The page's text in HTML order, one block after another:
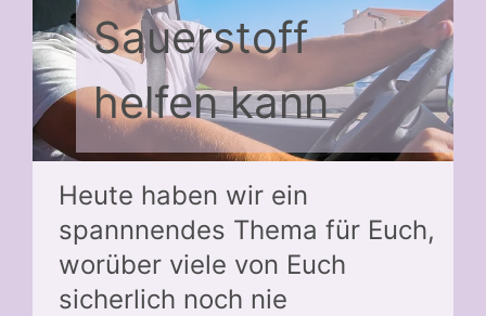
Sauerstoff
helfen kann
Heute haben wir ein
spannnendes Thema für Euch,
worüber viele von Euch
sicherlich noch nie